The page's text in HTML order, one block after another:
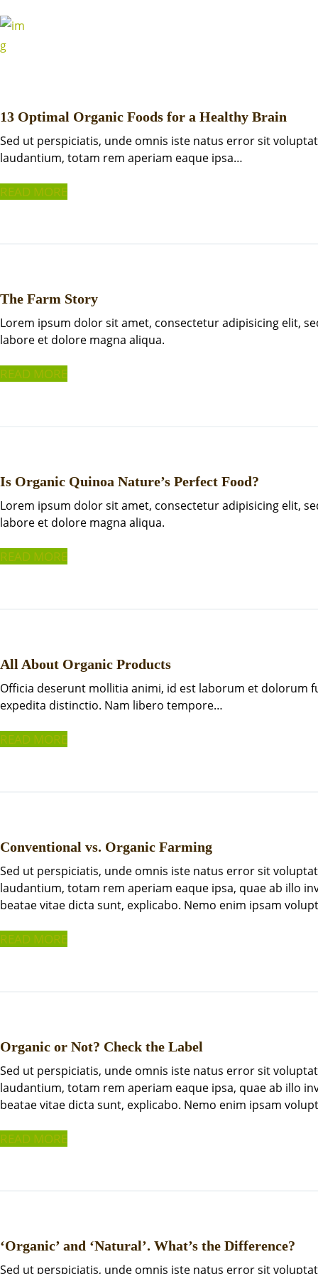
13 Optimal Organic Foods for a Healthy Brain
Sed ut perspiciatis, unde omnis iste natus error sit
laudantium, totam rem aperiam eaque ipsa…
READ MORE
The Farm Story
Lorem ipsum dolor sit amet, consectetur adipisicing elit,
labore et dolore magna aliqua.
READ MORE
Is Organic Quinoa Nature’s Perfect Food?
Lorem ipsum dolor sit amet, consectetur adipisicing elit,
labore et dolore magna aliqua.
READ MORE
All About Organic Products
Officia deserunt mollitia animi, id est laborum et dolorum
expedita distinctio. Nam libero tempore…
READ MORE
Conventional vs. Organic Farming
Sed ut perspiciatis, unde omnis iste natus error sit
laudantium, totam rem aperiam eaque ipsa, quae ab illo
beatae vitae dicta sunt, explicabo. Nemo enim ipsam
READ MORE
Organic or Not? Check the Label
Sed ut perspiciatis, unde omnis iste natus error sit
laudantium, totam rem aperiam eaque ipsa, quae ab illo
beatae vitae dicta sunt, explicabo. Nemo enim ipsam
READ MORE
‘Organic’ and ‘Natural’. What’s the Difference?
Sed ut perspiciatis, unde omnis iste natus error sit